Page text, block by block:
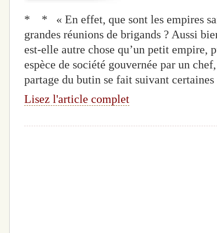
* * « En effet, que sont les empires
grandes réunions de brigands ? Aussi
est-elle autre chose qu’un petit empire,
espèce de société gouvernée par un
partage du butin se fait suivant
Lisez l'article complet